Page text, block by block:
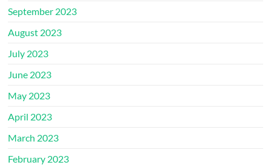
September 2023
August 2023
July 2023
June 2023
May 2023
April 2023
March 2023
February 2023